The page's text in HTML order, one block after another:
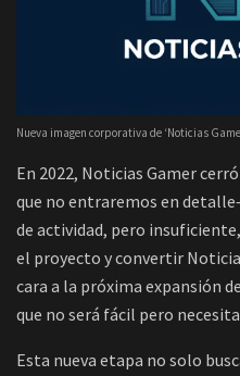
Nueva imagen corporativa de ‘Noticias
En 2022, Noticias Gamer
que no entraremos en
de actividad, pero
el proyecto y convertir
cara a la próxima expansión
que no será fácil pero
Esta nueva etapa no solo